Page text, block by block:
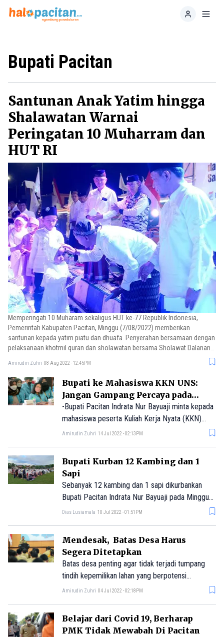
Home
Bupati Pacitan
Santunan Anak Yatim hingga
Shalawatan Warnai
Peringatan 10 Muharram dan
HUT RI
Memperingati 10 Muharam sekaligus HUT ke-77 Republik Indonesia,
Pemerintah Kabupaten Pacitan, Minggu (7/08/2022) memberikan
santunan kepada yatim piatu dan dhuafa. Penyerahan bersamaan dengan
pelaksanaan khotmil quran dan sholawatan bersama Sholawat Dalanan
Amirudin Zuhri 08 Aug 2022 - 12:45PM
Bupati ke Mahasiswa KKN UNS:
Jangan Gampang Percaya pada
Kepala Desa dan Camat
-Bupati Pacitan Indrata Nur Bayuaji minta kepada
mahasiswa peserta Kuliah Kerja Nyata (KKN)
untuk tidak mudah percaya kepala desa atau
Amirudin Zuhri 14 Jul 2022 - 02:13PM
Bupati Kurban 12 Kambing dan 1
Sapi
Sebanyak 12 kambing dan 1 sapi dikurbankan
Bupati Pacitan Indrata Nur Bayuaji pada Minggu
(10/7/2022)
Dias Lusiamala 10 Jul 2022 - 01:51PM
Mendesak, Batas Desa Harus
Segera Ditetapkan
Batas desa penting agar tidak terjadi tumpang
tindih kepemilikan lahan yang berpotensi
menimbulkan konflik
Amirudin Zuhri 04 Jul 2022 - 02:18PM
Belajar dari Covid 19, Berharap
PMK Tidak Mewabah Di Pacitan